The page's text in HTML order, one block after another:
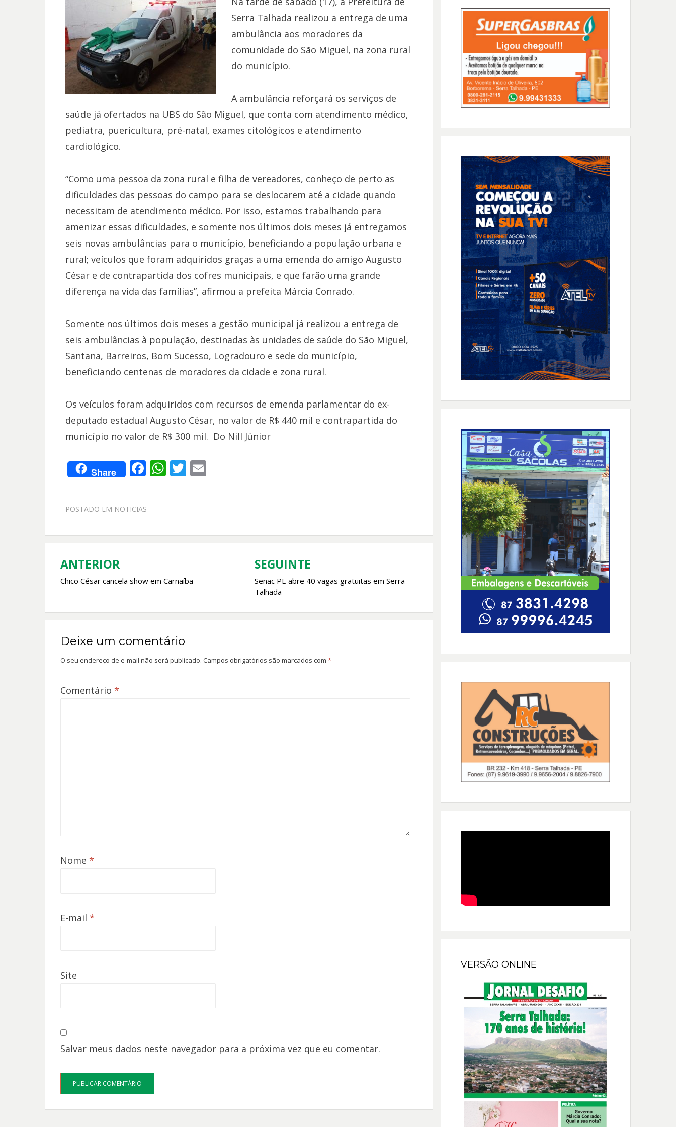
Serra Talhada realizou a entrega de uma
ambulância aos moradores da
comunidade do São Miguel, na zona rural
do município.
A ambulância reforçará os serviços de
saúde já ofertados na UBS do São Miguel, que conta com atendimento médico,
pediatra, puericultura, pré-natal, exames citológicos e atendimento
cardiológico.
“Como uma pessoa da zona rural e filha de vereadores, conheço de perto as
dificuldades das pessoas do campo para se deslocarem até a cidade quando
necessitam de atendimento médico. Por isso, estamos trabalhando para
amenizar essas dificuldades, e somente nos últimos dois meses já entregamos
seis novas ambulâncias para o município, beneficiando a população urbana e
rural; veículos que foram adquiridos graças a uma emenda do amigo Augusto
César e de contrapartida dos cofres municipais, e que farão uma grande
diferença na vida das famílias”, afirmou a prefeita Márcia Conrado.
Somente nos últimos dois meses a gestão municipal já realizou a entrega de
seis ambulâncias à população, destinadas às unidades de saúde do São Miguel,
Santana, Barreiros, Bom Sucesso, Logradouro e sede do município,
beneficiando centenas de moradores da cidade e zona rural.
Os veículos foram adquiridos com recursos de emenda parlamentar do ex-
deputado estadual Augusto César, no valor de R$ 440 mil e contrapartida do
município no valor de R$ 300 mil. Do Nill Júnior
Share F
b
o
W
A
T E
POSTADO EM NOTICIAS
Navegação
de
ANTERIOR
Chico César cancela show em Carnaíba
SEGUINTE
Senac PE abre 40 vagas gratuitas em Serra
Talhada
Deixe um comentário
O seu endereço de e-mail não será publicado. Campos obrigatórios são marcados com *
Comentário *
Nome *
E-mail *
Site
Salvar meus dados neste navegador para a próxima vez que eu comentar.
VERSÃO ONLINE